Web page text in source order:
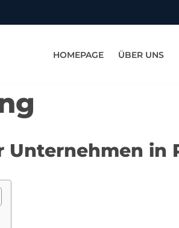
HOMEPAGE ÜBER UNS
Unternehmen in